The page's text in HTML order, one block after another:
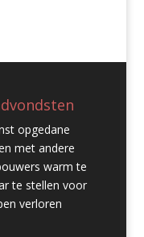
opgedane
met andere
warm te
te stellen voor
verloren